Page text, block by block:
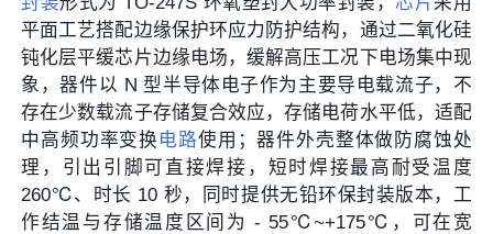
平面工艺搭配边缘保护环应力防护结构，通过二氧化硅
钝化层平缓芯片边缘电场，缓解高压工况下电场集中现
象，器件以 N 型半导体电子作为主要导电载流子，不
存在少数载流子存储复合效应，存储电荷水平低，适配
中高频功率变换 电路使用；器件外壳整体做防腐蚀处
理，引出引脚可直接焊接，短时焊接最高耐受温度
260℃、时长 10 秒，同时提供无铅环保封装版本，工
作结温与存储温度区间为 - 55℃~+175℃，可在宽